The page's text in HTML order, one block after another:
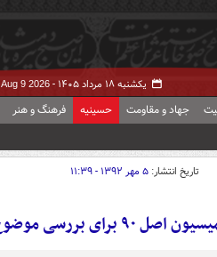
یکشنبه ۱۸ مرداد ۱۴۰۵ - Aug 9 2026
جهاد و مقاومت حسینیه فرهنگ و هنر
تاریخ انتشار: ۵ مهر ۱۳۹۲ - ۱۱:۳۹
بررسی موضوع رشوه در فوتبال